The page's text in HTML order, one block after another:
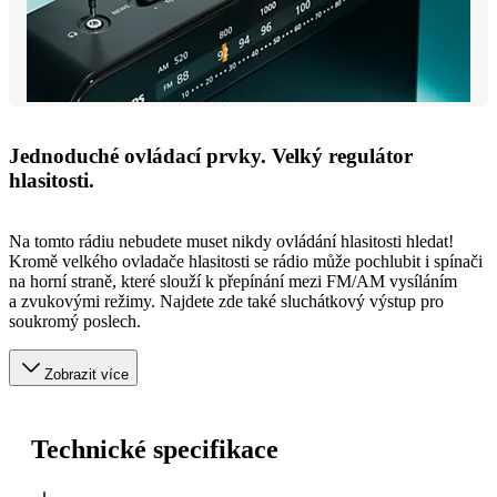
Jednoduché ovládací prvky. Velký regulátor
hlasitosti.
Na tomto rádiu nebudete muset nikdy ovládání hlasitosti hledat!
Kromě velkého ovladače hlasitosti se rádio může pochlubit i spínači
na horní straně, které slouží k přepínání mezi FM/AM vysíláním
a zvukovými režimy. Najdete zde také sluchátkový výstup pro
soukromý poslech.
Zobrazit více
Technické specifikace